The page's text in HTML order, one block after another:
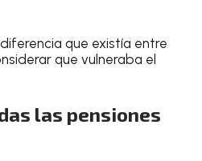
que existía entre
que vulneraba el
las pensiones